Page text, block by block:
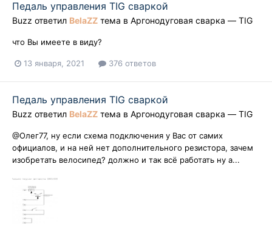
Педаль управления TIG сваркой
Buzz ответил BelaZZ тема в Аргонодуговая сварка — TIG
что Вы имеете в виду?
13 января, 2021 376 ответов
Педаль управления TIG сваркой
Buzz ответил BelaZZ тема в Аргонодуговая сварка — TIG
@Олег77, ну если схема подключения у Вас от самих
официалов, и на ней нет дополнительного резистора, зачем
изобретать велосипед? должно и так всё работать ну а...